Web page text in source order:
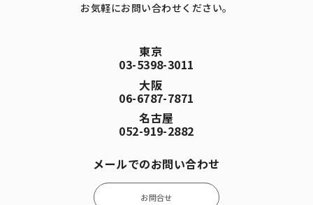
お気軽にお問い合わせください。
東京
03-5398-3011
大阪
06-6787-7871
名古屋
052-919-2882
メールでのお問い合わせ
お問合せ